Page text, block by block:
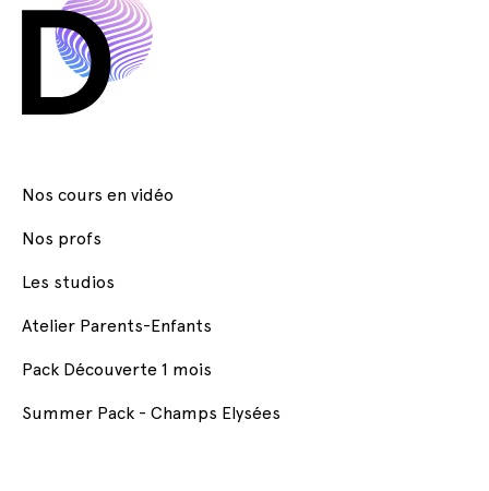
Nos cours en vidéo
Nos profs
Les studios
Atelier Parents-Enfants
Pack Découverte 1 mois
Summer Pack - Champs Elysées